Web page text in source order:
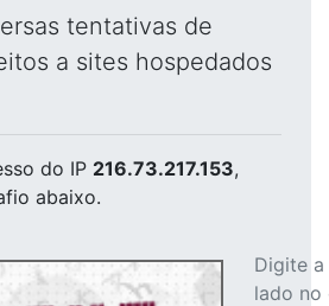
tentativas de
a sites hospedados
do IP 216.73.217.153,
abaixo.
Digite
lado no